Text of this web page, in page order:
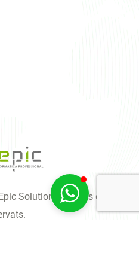
Solutions, tots els drets